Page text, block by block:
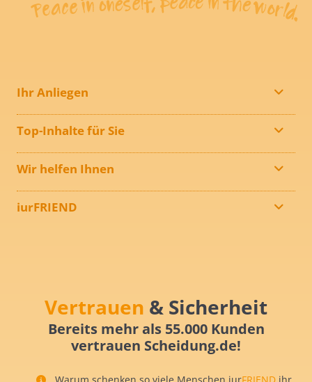
Ihr Anliegen
Top-Inhalte für Sie
Wir helfen Ihnen
iurFRIEND
Vertrauen & Sicherheit
Bereits mehr als 55.000 Kunden
vertrauen Scheidung.de!